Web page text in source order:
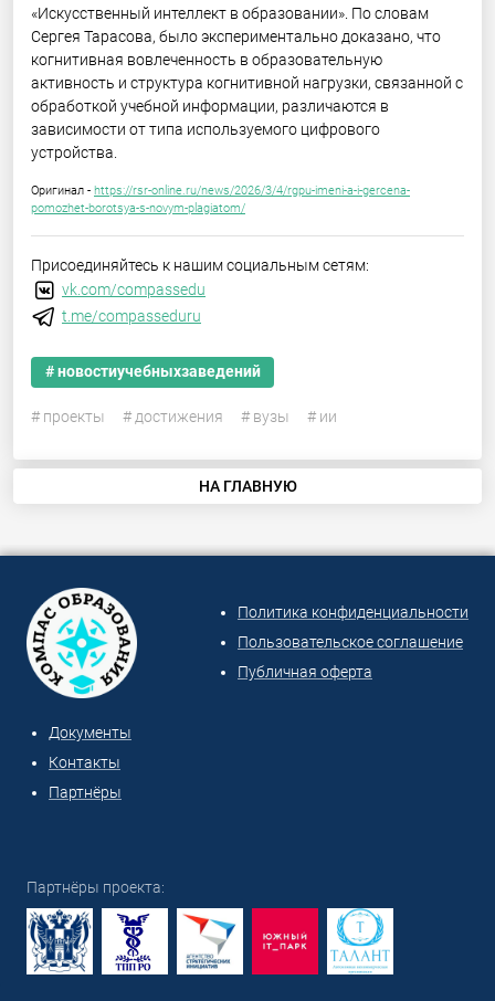
«Искусственный интеллект в образовании». По словам
Сергея Тарасова, было экспериментально доказано, что
когнитивная вовлеченность в образовательную
активность и структура когнитивной нагрузки, связанной с
обработкой учебной информации, различаются в
зависимости от типа используемого цифрового
устройства.
Оригинал - https://rsr-online.ru/news/2026/3/4/rgpu-imeni-a-i-gercena-
pomozhet-borotsya-s-novym-plagiatom/
Присоединяйтесь к нашим социальным сетям:
vk.com/compassedu
t.me/compasseduru
# новостиучебныхзаведений
# проекты # достижения # вузы # ии
НА ГЛАВНУЮ
Политика конфиденциальности
Пользовательское соглашение
Публичная оферта
Документы
Контакты
Партнёры
Партнёры проекта: